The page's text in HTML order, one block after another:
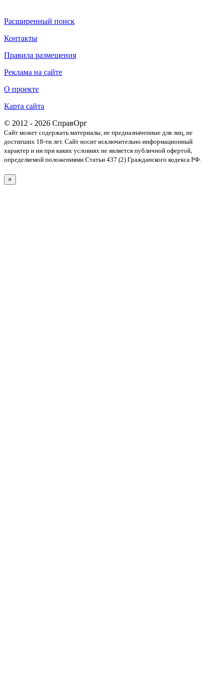
Расширенный поиск
Контакты
Правила размещения
Реклама на сайте
О проекте
Карта сайта
© 2012 - 2026 СправОрг
Сайт может содержать материалы, не предназначенные для лиц, не
достигших 18-ти лет. Cайт носит исключительно информационный
характер и ни при каких условиях не является публичной офертой,
определяемой положениями Статьи 437 (2) Гражданского кодекса РФ.
×